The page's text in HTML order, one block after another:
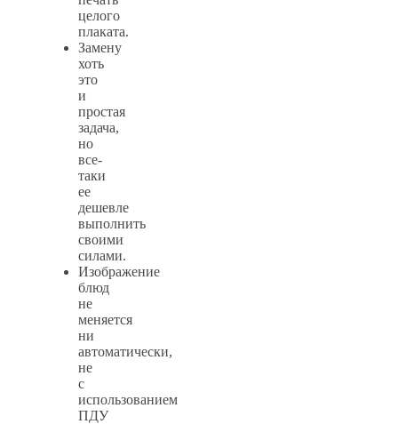
целого
плаката.
Замену
хоть
это
и
простая
задача,
но
все-
таки
ее
дешевле
выполнить
своими
силами.
Изображение
блюд
не
меняется
ни
автоматически,
не
с
использованием
ПДУ